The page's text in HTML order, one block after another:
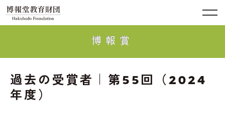
博報賞
過去の受賞者｜第55回（2024
年度）